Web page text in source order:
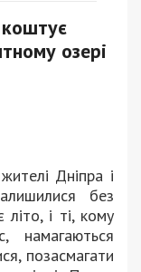
коштує
озері
Дніпра і
без
і ті, кому
намагаються
позасмагати